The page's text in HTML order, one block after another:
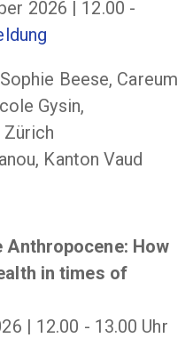
2026 | 12.00 -
Beese, Careum
Gysin,
Zürich
Kanton Vaud
Anthropocene: How
in times of
| 12.00 - 13.00 Uhr